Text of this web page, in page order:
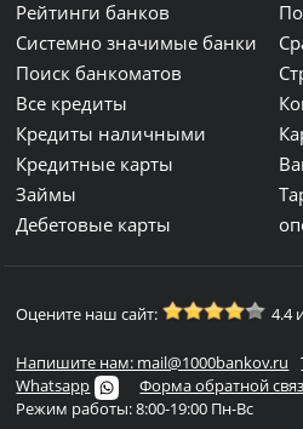
Рейтинги банков
Системно значимые банки
Поиск банкоматов
Все кредиты
Кредиты наличными
Кредитные карты
Займы
Дебетовые карты
Оцените наш сайт: 4.4
Напишите нам: mail@1000bankov.ru
Whatsapp
Форма обратной
Режим работы: 8:00-19:00 Пн-Вс